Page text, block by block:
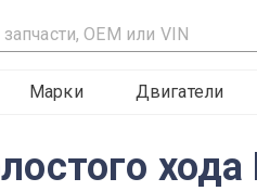
Марки Двигатели